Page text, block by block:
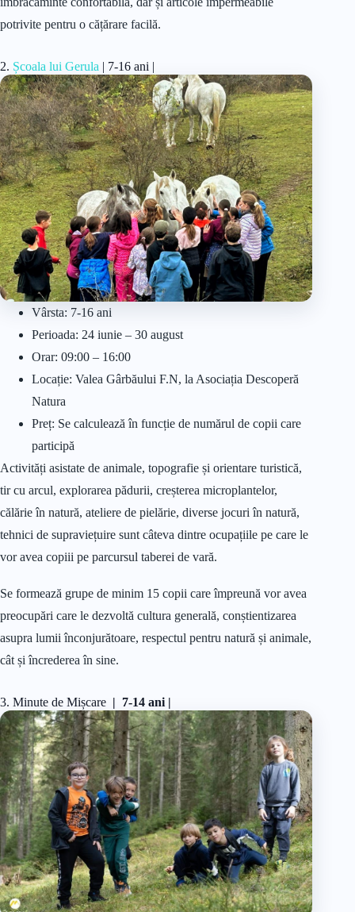
potrivite pentru o cățărare facilă.
2. Școala lui Gerula | 7-16 ani |
Vârsta: 7-16 ani
Perioada: 24 iunie – 30 august
Orar: 09:00 – 16:00
Locație: Valea Gârbăului F.N, la Asociația Descoperă
Natura
Preț: Se calculează în funcție de numărul de copii care
participă
Activități asistate de animale, topografie și orientare turistică,
tir cu arcul, explorarea pădurii, creșterea microplantelor,
călărie în natură, ateliere de pielărie, diverse jocuri în natură,
tehnici de supraviețuire sunt câteva dintre ocupațiile pe care le
vor avea copiii pe parcursul taberei de vară.
Se formează grupe de minim 15 copii care împreună vor avea
preocupări care le dezvoltă cultura generală, conștientizarea
asupra lumii înconjurătoare, respectul pentru natură și animale,
cât și încrederea în sine.
3. Minute de Mișcare | 7-14 ani |